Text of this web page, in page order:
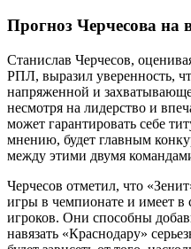
Прогноз Черчесова на
Станислав Черчесов,
РПЛ, выразил уверенность,
напряженной и
несмотря на лидерство и
может гарантировать себе
мнению, будет главным
между этими двумя
Черчесов отметил, что
игры в чемпионате и имеет в
игроков. Они способны
навязать «Краснодару»